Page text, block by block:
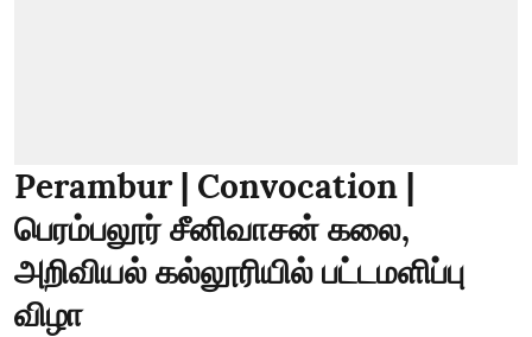
Perambur | Convocation |
பெரம்பலூர் சீனிவாசன் கலை,
அறிவியல் கல்லூரியில் பட்டமளிப்பு
விழா